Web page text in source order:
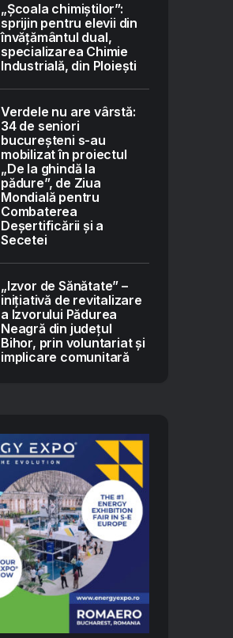
„Școala chimiștilor”:
sprijin pentru elevii din
învățământul dual,
specializarea Chimie
Industrială, din Ploiești
Verdele nu are vârstă:
34 de seniori
bucureșteni s-au
mobilizat în proiectul
„De la ghindă la
pădure”, de Ziua
Mondială pentru
Combaterea
Deșertificării și a
Secetei
„Izvor de Sănătate” –
inițiativă de revitalizare
a Izvorului Pădurea
Neagră din județul
Bihor, prin voluntariat și
implicare comunitară